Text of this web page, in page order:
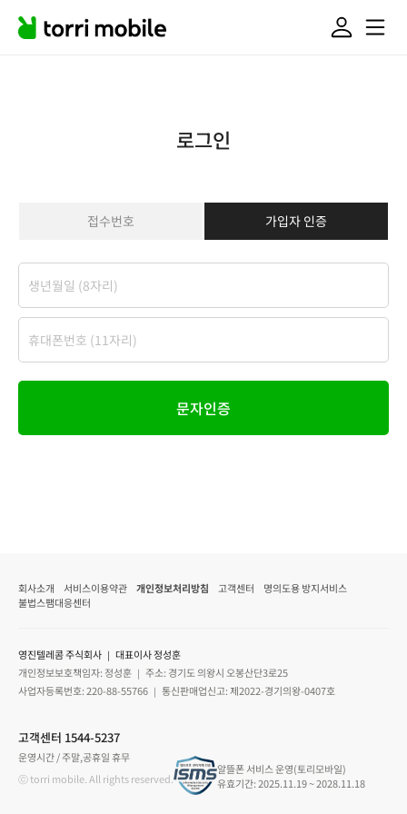
로그인
접수번호 가입자 인증
문자인증
회사소개 서비스이용약관 개인정보처리방침 고객센터
명의도용 방지서비스
불법스팸대응센터
영진텔레콤 주식회사 ｜ 대표이사 정성훈
개인정보보호책임자: 정성훈 ｜ 주소: 경기도 의왕시 오봉산단3로25
사업자등록번호: 220-88-55766 ｜ 통신판매업신고: 제2022-경기의왕-0407호
고객센터 1544-5237
운영시간 / 주말,공휴일 휴무
ⓒ torri mobile. All rights reserved.
알뜰폰 서비스 운영(토리모바일)
유효기간: 2025.11.19 ~ 2028.11.18